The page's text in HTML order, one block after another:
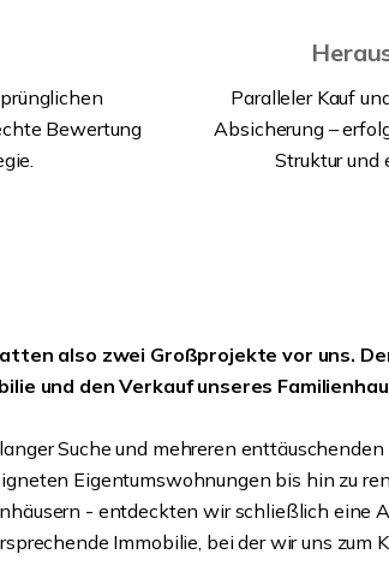
Bewertung
Paralleler Kauf
Absicherung –
Struktur und
also zwei Großprojekte vor uns.
und den Verkauf unseres
Suche und mehreren
Eigentumswohnungen bis hin zu
- entdeckten wir schließlich eine
Immobilie, bei der wir uns zum